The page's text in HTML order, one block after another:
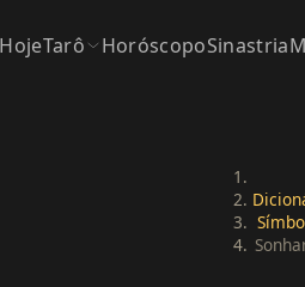
HojeTarô HoróscopoSinastria